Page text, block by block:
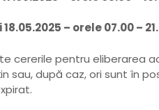
– orele 07.00 –
cererile pentru eliberarea
sau, după caz, ori sunt în